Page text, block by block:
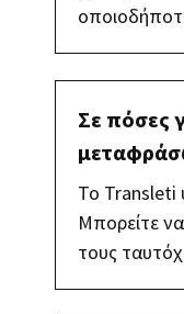
Σε πόσες
Το Transleti
Μπορείτε
τους